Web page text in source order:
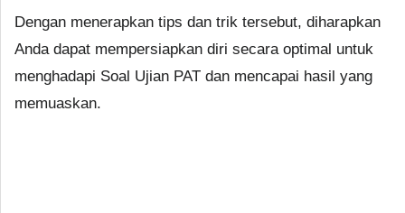
Dengan menerapkan tips dan trik tersebut, diharapkan
Anda dapat mempersiapkan diri secara optimal untuk
menghadapi Soal Ujian PAT dan mencapai hasil yang
memuaskan.